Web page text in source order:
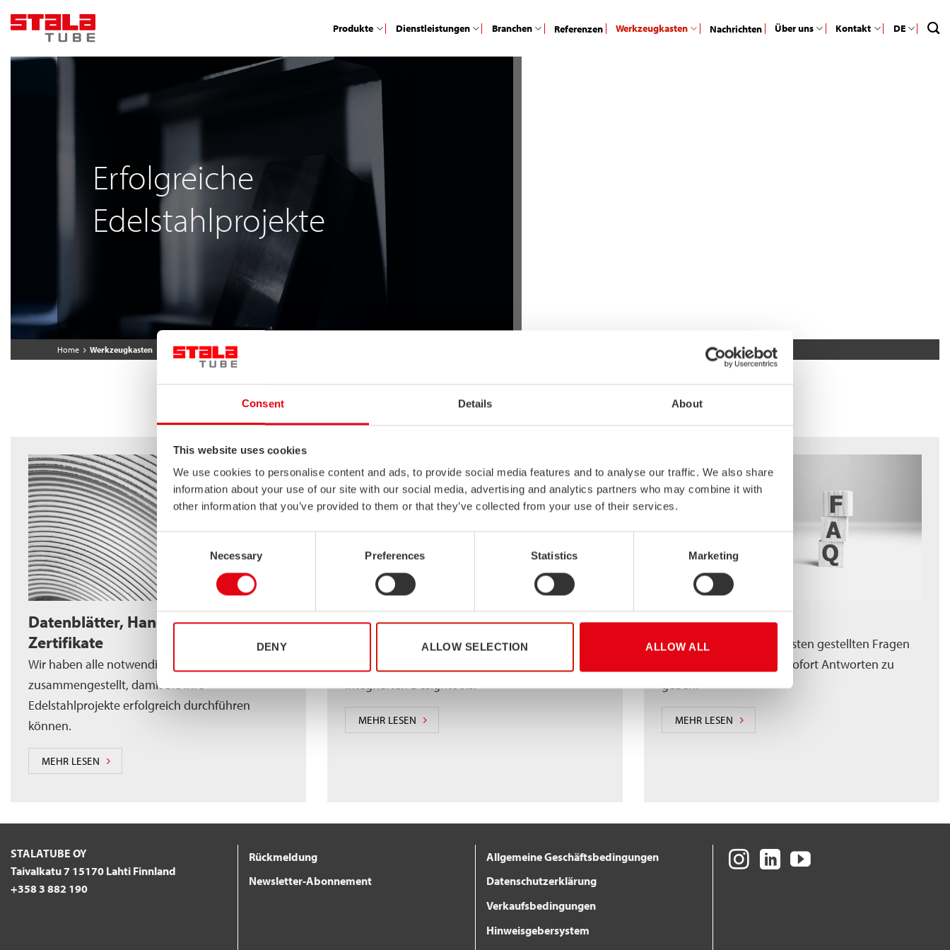
Consent Details About
This website uses cookies
We use cookies to personalise content and ads, to provide social media features and to analyse our traffic. We also share
information about your use of our site with our social media, advertising and analytics partners who may combine it with
other information that you’ve provided to them or that they’ve collected from your use of their services.
Consent
Selection
Necessary Preferences Statistics Marketing
DENY ALLOW SELECTION ALLOW ALL
Inhalt
Produkte Dienstleistungen Branchen Referenzen Werkzeugkasten Nachrichten Über uns Kontakt DE
Erfolgreiche
Edelstahlprojekte
Home Werkzeugkasten
DAS STALATUBE TOOLKIT FÜR EDELSTAHL
Datenblätter, Handbücher und
Zertifikate
Wir haben alle notwendigen Materialien für Sie
zusammengestellt, damit Sie Ihre
Edelstahlprojekte erfolgreich durchführen
können.
MEHR LESEN
Design-Bibliotheken
Stalatube-Katalogprofile für 2D- und 3D-
integrierten Designtools.
MEHR LESEN
FAQ
Wir haben die am häufigsten gestellten Fragen
beantwortet, um Ihnen sofort Antworten zu
geben.
MEHR LESEN
STALATUBE OY
Taivalkatu 7 15170 Lahti Finnland
+358 3 882 190
Rückmeldung
Newsletter-Abonnement
Allgemeine Geschäftsbedingungen
Datenschutzerklärung
Verkaufsbedingungen
Hinweisgebersystem